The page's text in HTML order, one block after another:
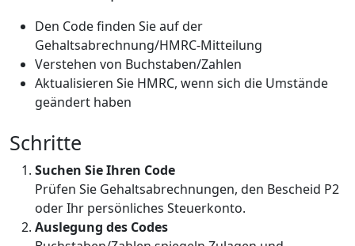
Den Code finden Sie auf der
Gehaltsabrechnung/HMRC-Mitteilung
Verstehen von Buchstaben/Zahlen
Aktualisieren Sie HMRC, wenn sich die Umstände
geändert haben
Schritte
Suchen Sie Ihren Code
Prüfen Sie Gehaltsabrechnungen, den Bescheid P2
oder Ihr persönliches Steuerkonto.
Auslegung des Codes